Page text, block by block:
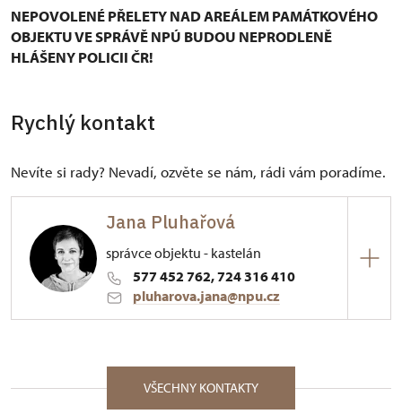
NEPOVOLENÉ PŘELETY NAD AREÁLEM PAMÁTKOVÉHO
OBJEKTU VE SPRÁVĚ NPÚ BUDOU NEPRODLENĚ
HLÁŠENY POLICII ČR!
Rychlý kontakt
Nevíte si rady? Nevadí, ozvěte se nám, rádi vám poradíme.
Jana Pluhařová
správce objektu - kastelán
577 452 762, 724 316 410
pluharova.jana@npu.cz
Palackého nám. 376/, Vizovice 76312
VŠECHNY KONTAKTY